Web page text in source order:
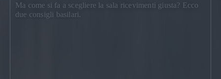
Ma come si fa a scegliere la sala ricevimenti giusta? Ecco
due consigli basilari.